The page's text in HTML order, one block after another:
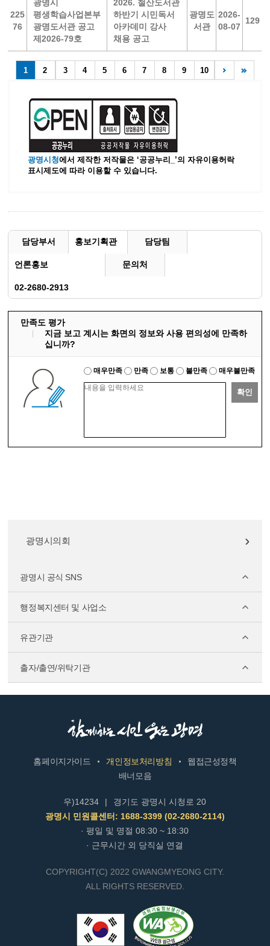
225
76
광명시
평생학습사업본부
광명도서관 공고
제2026-79호
2026. 철산도서관
하반기 시민독서
아카데미 강사
채용 공고
광명도
서관
2026-
08-07
129
1 2 3 4 5 6 7 8 9 10
광명시청에서 제작한 저작물은 ‘공공누리_’의 자유이용허락
표시제도에 따라 이용할 수 있습니다.
담당부서 홍보기획관 담당팀
언론홍보 문의처
02-2680-2913
만족도 평가
지금 보고 계시는 화면의 정보와 사용 편의성에 만족하
십니까?
매우만족 만족 보통 불만족 매우불만족
확인
광명시의회
광명시 공식 SNS
행정복지센터 및 사업소
유관기관
출자/출연/위탁기관
홈페이지가이드 개인정보처리방침
웹접근성정책
배너모음
우)14234 |
경기도 광명시 시청로 20
광명시 민원콜센터: 1688-3399 (02-2680-2114)
· 평일 및 명절 08:30 ~ 18:30
· 근무시간 외 당직실 연결
COPYRIGHT(C) 2022 GWANGMYEONG CITY.
ALL RIGHTS RESERVED.